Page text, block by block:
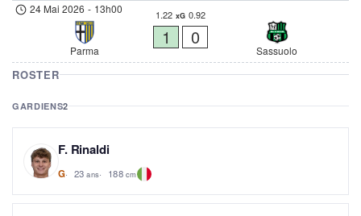
24 Mai 2026 - 13h00
Parma
1.22 xG 0.92
1 0
Sassuolo
ROSTER
GARDIENS2
F. Rinaldi
G 23 ans 188 cm